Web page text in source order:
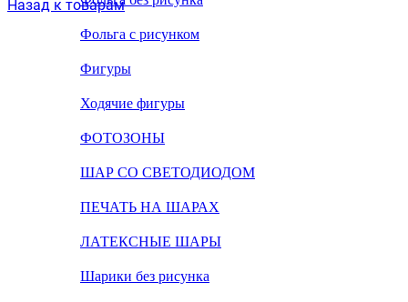
Фольга с рисунком
Фигуры
Ходячие фигуры
ФОТОЗОНЫ
ШАР СО СВЕТОДИОДОМ
ПЕЧАТЬ НА ШАРАХ
ЛАТЕКСНЫЕ ШАРЫ
Шарики без рисунка
Назад к товарам